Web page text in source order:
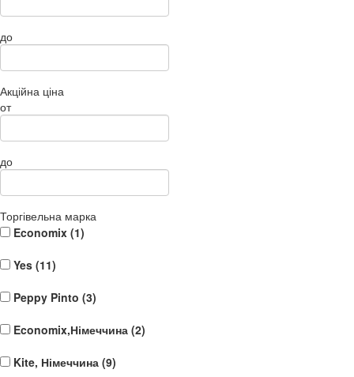
до
Акційна ціна
от
до
Торгівельна марка
Economix (1)
Yes (11)
Peppy Pinto (3)
Economix,Німеччина (2)
Kite, Німеччина (9)